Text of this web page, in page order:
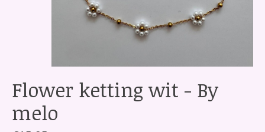
Flower ketting wit - By
melo